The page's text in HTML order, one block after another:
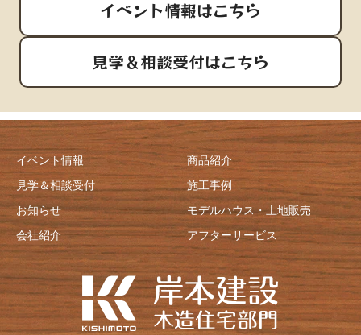
イベント情報はこちら
見学＆相談受付はこちら
イベント情報
見学＆相談受付
お知らせ
会社紹介
商品紹介
施工事例
モデルハウス・土地販売
アフターサービス